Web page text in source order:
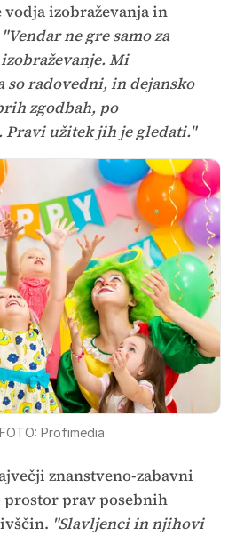
vodja izobraževanja in
"Vendar ne gre samo za
Mi
so radovedni, in dejansko
zgodbah, po
užitek jih je gledati."
FOTO: Profimedia
znanstveno-zabavni
prav posebnih
"Slavljenci in njihovi